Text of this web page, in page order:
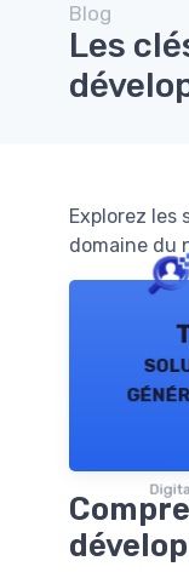
Blog
Les
Explorez
domaine du